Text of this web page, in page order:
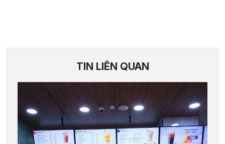
TIN LIÊN QUAN